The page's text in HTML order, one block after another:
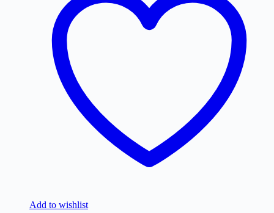
Add to wishlist